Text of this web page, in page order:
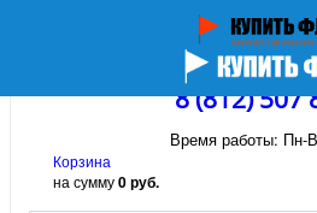
8 (812) 507
Время работы: Пн-
Корзина
на сумму0 руб.